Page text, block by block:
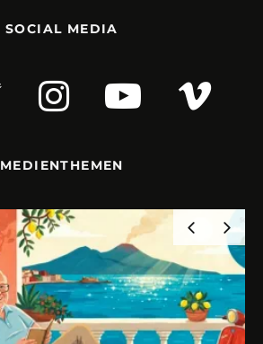
SOCIAL MEDIA
MEDIENTHEMEN